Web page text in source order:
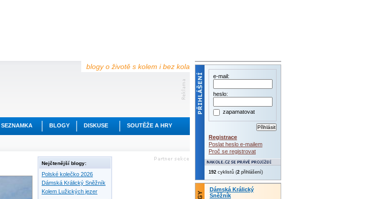
blogy o životě s kolem i bez kola
SEZNAMKA BLOGY DISKUSE SOUTĚŽE A HRY
Nejčtenější blogy:
Polské kolečko 2026
Dámská Králický Sněžník
Kolem Lužických jezer
e-mail:
heslo:
zapamatovat
Registrace
Poslat heslo e-mailem
Proč se registrovat
192 cyklistů (2 přihlášení)
Dámská Králický
Sněžník